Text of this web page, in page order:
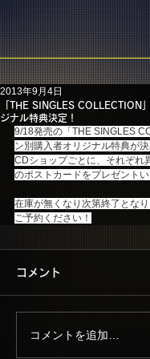
「THE SINGLES COLLECTION
ジナル特典決定！
2013年9月4日
9/18発売の「THE SINGLES
ン別購入者オリジナル特典が決
CDショップごとに、それぞれ
のポストカードをプレゼントい
在庫が無くなり次第終了とな
ご予約ください！
コメント
コメントを追加…